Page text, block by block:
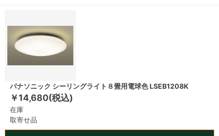
パナソニック シーリングライト８畳用電球色 LSEB1208K
￥14,680(税込)
在庫
取寄せ品